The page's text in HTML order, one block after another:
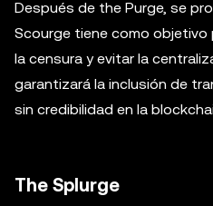
Después de the Purge, se
Scourge tiene como
la censura y evitar la
garantizará la inclusión de
sin credibilidad en la
The Splurge